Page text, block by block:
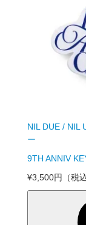
NIL DUE / NIL
ー
9TH ANNIV
¥3,500円
（税